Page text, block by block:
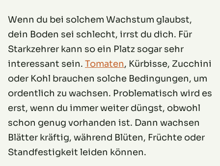
Wenn du bei solchem Wachstum glaubst,
dein Boden sei schlecht, irrst du dich. Für
Starkzehrer kann so ein Platz sogar sehr
interessant sein. Tomaten, Kürbisse, Zucchini
oder Kohl brauchen solche Bedingungen, um
ordentlich zu wachsen. Problematisch wird es
erst, wenn du immer weiter düngst, obwohl
schon genug vorhanden ist. Dann wachsen
Blätter kräftig, während Blüten, Früchte oder
Standfestigkeit leiden können.